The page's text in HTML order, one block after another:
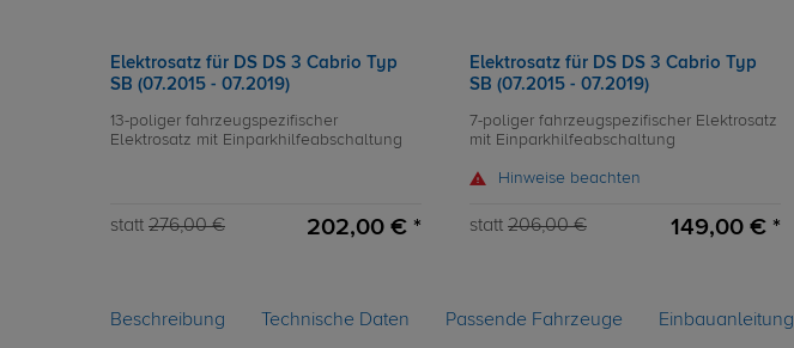
Elektrosatz für DS DS 3 Cabrio Typ
SB (07.2015 - 07.2019)
13-poliger fahrzeugspezifischer
Elektrosatz mit Einparkhilfeabschaltung
statt 276,00 € 202,00 € *
Elektrosatz für DS DS 3 Cabrio Typ
SB (07.2015 - 07.2019)
7-poliger fahrzeugspezifischer Elektrosatz
mit Einparkhilfeabschaltung
Hinweise beachten
statt 206,00 € 149,00 € *
Beschreibung Technische Daten Passende Fahrzeuge Einbauanleitung